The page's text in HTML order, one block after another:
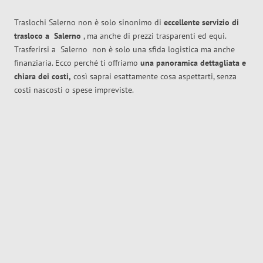
Traslochi Salerno non è solo sinonimo di eccellente servizio di
trasloco a Salerno , ma anche di prezzi trasparenti ed equi.
Trasferirsi a Salerno non è solo una sfida logistica ma anche
finanziaria. Ecco perché ti offriamo una panoramica dettagliata e
chiara dei costi, così saprai esattamente cosa aspettarti, senza
costi nascosti o spese impreviste.